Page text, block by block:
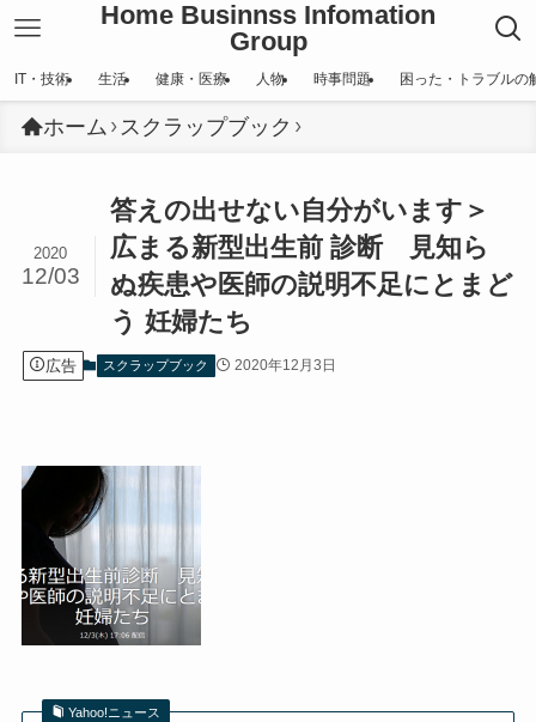
Home Businnss Infomation
Group
IT・技術 生活 健康・医療 人物 時事問題 困った・トラブルの
ホーム スクラップブック
答えの出せない自分がいます＞
広まる新型出生前 診断 見知ら
ぬ疾患や医師の説明不足にとまど
う 妊婦たち
2020
12/03
広告 スクラップブック 2020年12月3日
Yahoo!ニュース